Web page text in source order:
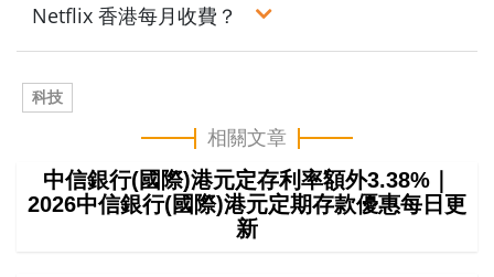
Netflix 香港每月收費？
科技
相關文章
中信銀行(國際)港元定存利率額外3.38%｜
2026中信銀行(國際)港元定期存款優惠每日更
新